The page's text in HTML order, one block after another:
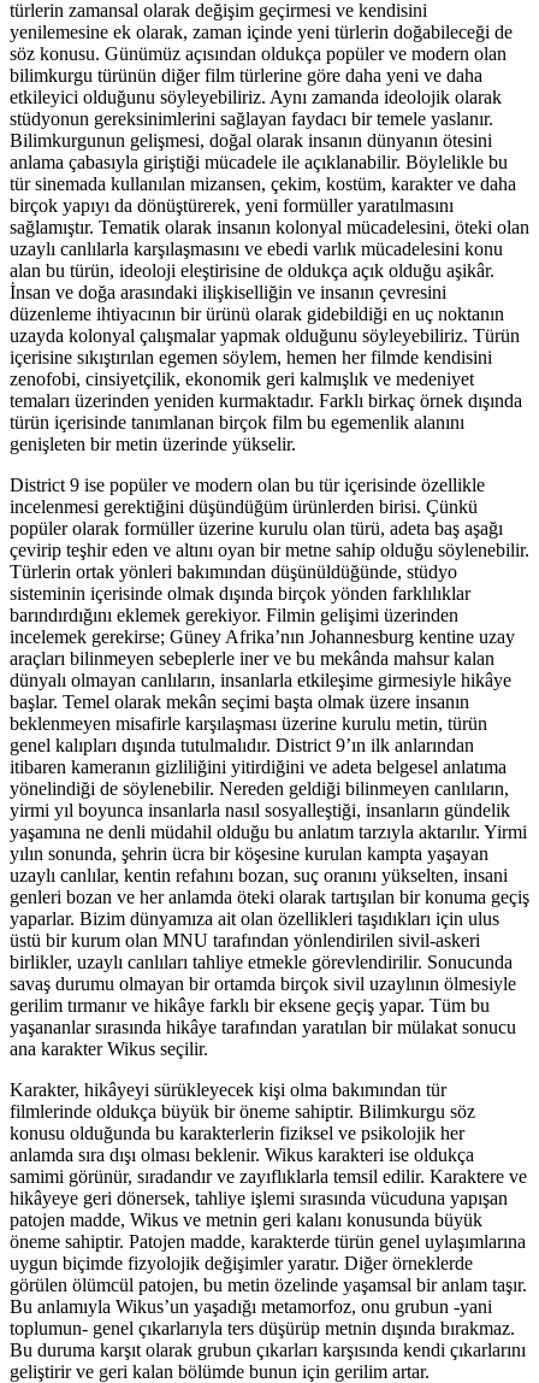
türlerin zamansal olarak değişim geçirmesi ve kendisini
yenilemesine ek olarak, zaman içinde yeni türlerin doğabileceği de
söz konusu. Günümüz açısından oldukça popüler ve modern olan
bilimkurgu türünün diğer film türlerine göre daha yeni ve daha
etkileyici olduğunu söyleyebiliriz. Aynı zamanda ideolojik olarak
stüdyonun gereksinimlerini sağlayan faydacı bir temele yaslanır.
Bilimkurgunun gelişmesi, doğal olarak insanın dünyanın ötesini
anlama çabasıyla giriştiği mücadele ile açıklanabilir. Böylelikle bu
tür sinemada kullanılan mizansen, çekim, kostüm, karakter ve daha
birçok yapıyı da dönüştürerek, yeni formüller yaratılmasını
sağlamıştır. Tematik olarak insanın kolonyal mücadelesini, öteki olan
uzaylı canlılarla karşılaşmasını ve ebedi varlık mücadelesini konu
alan bu türün, ideoloji eleştirisine de oldukça açık olduğu aşikâr.
İnsan ve doğa arasındaki ilişkiselliğin ve insanın çevresini
düzenleme ihtiyacının bir ürünü olarak gidebildiği en uç noktanın
uzayda kolonyal çalışmalar yapmak olduğunu söyleyebiliriz. Türün
içerisine sıkıştırılan egemen söylem, hemen her filmde kendisini
zenofobi, cinsiyetçilik, ekonomik geri kalmışlık ve medeniyet
temaları üzerinden yeniden kurmaktadır. Farklı birkaç örnek dışında
türün içerisinde tanımlanan birçok film bu egemenlik alanını
genişleten bir metin üzerinde yükselir.
District 9 ise popüler ve modern olan bu tür içerisinde özellikle
incelenmesi gerektiğini düşündüğüm ürünlerden birisi. Çünkü
popüler olarak formüller üzerine kurulu olan türü, adeta baş aşağı
çevirip teşhir eden ve altını oyan bir metne sahip olduğu söylenebilir.
Türlerin ortak yönleri bakımından düşünüldüğünde, stüdyo
sisteminin içerisinde olmak dışında birçok yönden farklılıklar
barındırdığını eklemek gerekiyor. Filmin gelişimi üzerinden
incelemek gerekirse; Güney Afrika’nın Johannesburg kentine uzay
araçları bilinmeyen sebeplerle iner ve bu mekânda mahsur kalan
dünyalı olmayan canlıların, insanlarla etkileşime girmesiyle hikâye
başlar. Temel olarak mekân seçimi başta olmak üzere insanın
beklenmeyen misafirle karşılaşması üzerine kurulu metin, türün
genel kalıpları dışında tutulmalıdır. District 9’ın ilk anlarından
itibaren kameranın gizliliğini yitirdiğini ve adeta belgesel anlatıma
yönelindiği de söylenebilir. Nereden geldiği bilinmeyen canlıların,
yirmi yıl boyunca insanlarla nasıl sosyalleştiği, insanların gündelik
yaşamına ne denli müdahil olduğu bu anlatım tarzıyla aktarılır. Yirmi
yılın sonunda, şehrin ücra bir köşesine kurulan kampta yaşayan
uzaylı canlılar, kentin refahını bozan, suç oranını yükselten, insani
genleri bozan ve her anlamda öteki olarak tartışılan bir konuma geçiş
yaparlar. Bizim dünyamıza ait olan özellikleri taşıdıkları için ulus
üstü bir kurum olan MNU tarafından yönlendirilen sivil-askeri
birlikler, uzaylı canlıları tahliye etmekle görevlendirilir. Sonucunda
savaş durumu olmayan bir ortamda birçok sivil uzaylının ölmesiyle
gerilim tırmanır ve hikâye farklı bir eksene geçiş yapar. Tüm bu
yaşananlar sırasında hikâye tarafından yaratılan bir mülakat sonucu
ana karakter Wikus seçilir.
Karakter, hikâyeyi sürükleyecek kişi olma bakımından tür
filmlerinde oldukça büyük bir öneme sahiptir. Bilimkurgu söz
konusu olduğunda bu karakterlerin fiziksel ve psikolojik her
anlamda sıra dışı olması beklenir. Wikus karakteri ise oldukça
samimi görünür, sıradandır ve zayıflıklarla temsil edilir. Karaktere ve
hikâyeye geri dönersek, tahliye işlemi sırasında vücuduna yapışan
patojen madde, Wikus ve metnin geri kalanı konusunda büyük
öneme sahiptir. Patojen madde, karakterde türün genel uylaşımlarına
uygun biçimde fizyolojik değişimler yaratır. Diğer örneklerde
görülen ölümcül patojen, bu metin özelinde yaşamsal bir anlam taşır.
Bu anlamıyla Wikus’un yaşadığı metamorfoz, onu grubun -yani
toplumun- genel çıkarlarıyla ters düşürüp metnin dışında bırakmaz.
Bu duruma karşıt olarak grubun çıkarları karşısında kendi çıkarlarını
geliştirir ve geri kalan bölümde bunun için gerilim artar.